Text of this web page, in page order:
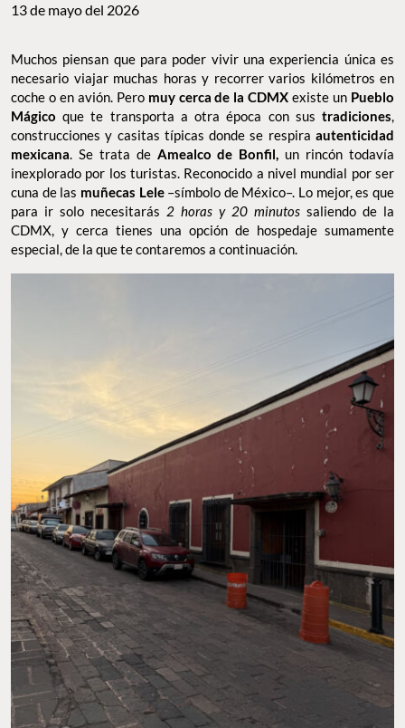
13 de mayo del 2026
Muchos piensan que para poder vivir una experiencia única es
necesario viajar muchas horas y recorrer varios kilómetros en
coche o en avión. Pero muy cerca de la CDMX existe un Pueblo
Mágico que te transporta a otra época con sus tradiciones,
construcciones y casitas típicas donde se respira autenticidad
mexicana. Se trata de Amealco de Bonfil, un rincón todavía
inexplorado por los turistas. Reconocido a nivel mundial por ser
cuna de las muñecas Lele –símbolo de México–. Lo mejor, es que
para ir solo necesitarás 2 horas y 20 minutos saliendo de la
CDMX, y cerca tienes una opción de hospedaje sumamente
especial, de la que te contaremos a continuación.